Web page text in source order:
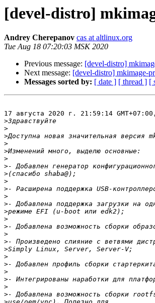
[devel-distro]
Andrey Cherepanov cas at altlinux.org
Tue Aug 18 07:20:03 MSK 2020
Previous message: [devel-distro]
Next message: [devel-distro] mkimage-
Messages sorted by: [ date ] [ thread ] [
17 августа 2020 г. 21:59:14
>
>
>
>
>
>
>
>
>
>
>
>
>
>
>
>
>
>
>
>
>
>
>
>